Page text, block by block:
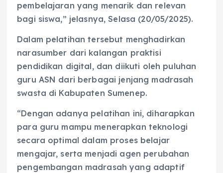
pembelajaran yang menarik dan relevan
bagi siswa,” jelasnya, Selasa (20/05/2025).
Dalam pelatihan tersebut menghadirkan
narasumber dari kalangan praktisi
pendidikan digital, dan diikuti oleh puluhan
guru ASN dari berbagai jenjang madrasah
swasta di Kabupaten Sumenep.
“Dengan adanya pelatihan ini, diharapkan
para guru mampu menerapkan teknologi
secara optimal dalam proses belajar
mengajar, serta menjadi agen perubahan
pengembangan madrasah yang adaptif